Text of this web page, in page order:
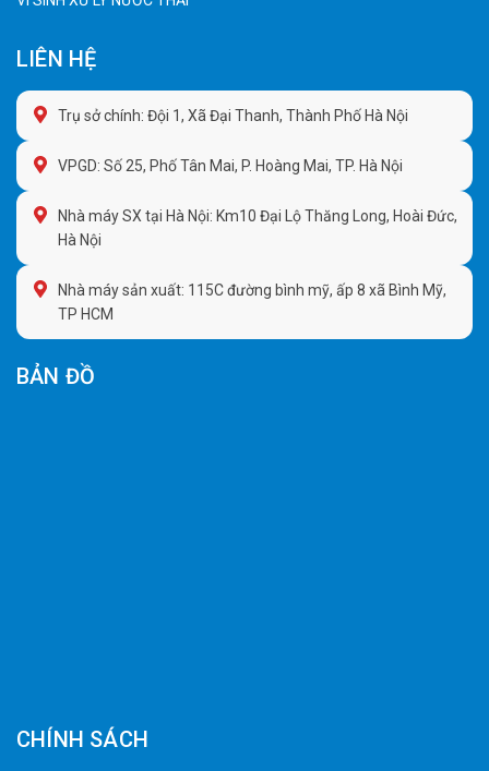
LIÊN HỆ
Trụ sở chính: Đội 1, Xã Đại Thanh, Thành Phố Hà Nội
VPGD: Số 25, Phố Tân Mai, P. Hoàng Mai, TP. Hà Nội
Nhà máy SX tại Hà Nội: Km10 Đại Lộ Thăng Long, Hoài Đức,
Hà Nội
Nhà máy sản xuất: 115C đường bình mỹ, ấp 8 xã Bình Mỹ,
TP HCM
BẢN ĐỒ
CHÍNH SÁCH